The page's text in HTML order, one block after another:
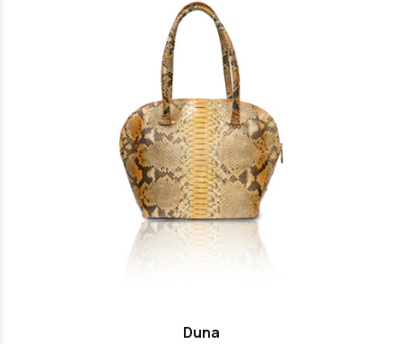
Duna